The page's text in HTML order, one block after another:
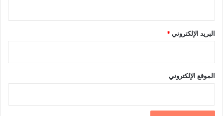
البريد الإلكتروني*
الموقع الإلكتروني